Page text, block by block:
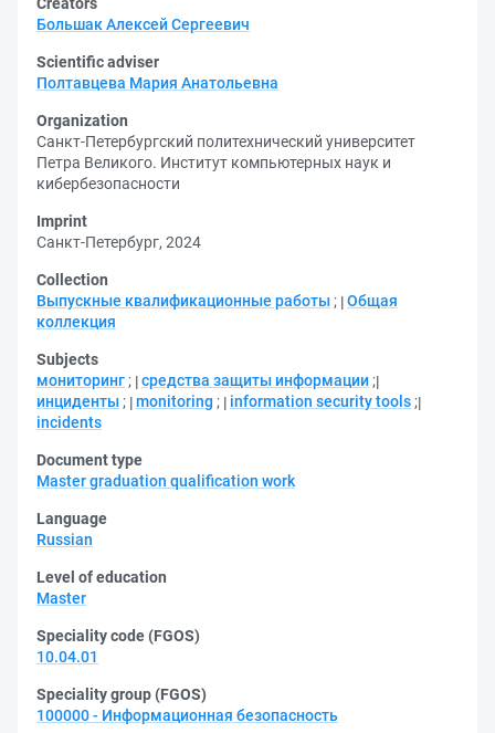
Большак Алексей Сергеевич
Scientific adviser
Полтавцева Мария Анатольевна
Organization
Санкт-Петербургский политехнический университет
Петра Великого. Институт компьютерных наук и
кибербезопасности
Imprint
Санкт-Петербург, 2024
Collection
Выпускные квалификационные работы ; Общая
коллекция
Subjects
мониторинг ; средства защиты информации ;
инциденты ; monitoring ; information security tools ;
incidents
Document type
Master graduation qualification work
Language
Russian
Level of education
Master
Speciality code (FGOS)
10.04.01
Speciality group (FGOS)
100000 - Информационная безопасность